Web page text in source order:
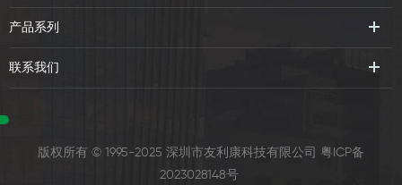
产品系列
联系我们
版权所有 © 1995-2025 深圳市友利康科技有限公司 粤ICP备
2023028148号